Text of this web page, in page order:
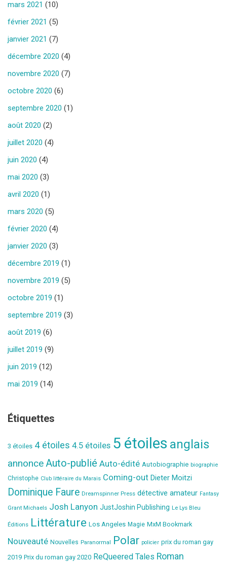
mars 2021 (10)
février 2021 (5)
janvier 2021 (7)
décembre 2020 (4)
novembre 2020 (7)
octobre 2020 (6)
septembre 2020 (1)
août 2020 (2)
juillet 2020 (4)
juin 2020 (4)
mai 2020 (3)
avril 2020 (1)
mars 2020 (5)
février 2020 (4)
janvier 2020 (3)
décembre 2019 (1)
novembre 2019 (5)
octobre 2019 (1)
septembre 2019 (3)
août 2019 (6)
juillet 2019 (9)
juin 2019 (12)
mai 2019 (14)
Étiquettes
3 étoiles 4 étoiles 4.5 étoiles 5 étoiles anglais
annonce Auto-publié Auto-édité Autobiographie biographie
Christophe Club littéraire du Marais Coming-out Dieter Moitzi
Dominique Faure Dreamspinner Press détective amateur Fantasy
Grant Michaels Josh Lanyon JustJoshin Publishing Le Lys Bleu
Éditions Littérature Los Angeles Magie MxM Bookmark
Nouveauté Nouvelles Paranormal Polar policier prix du roman gay
2019 Prix du roman gay 2020 ReQueered Tales Roman